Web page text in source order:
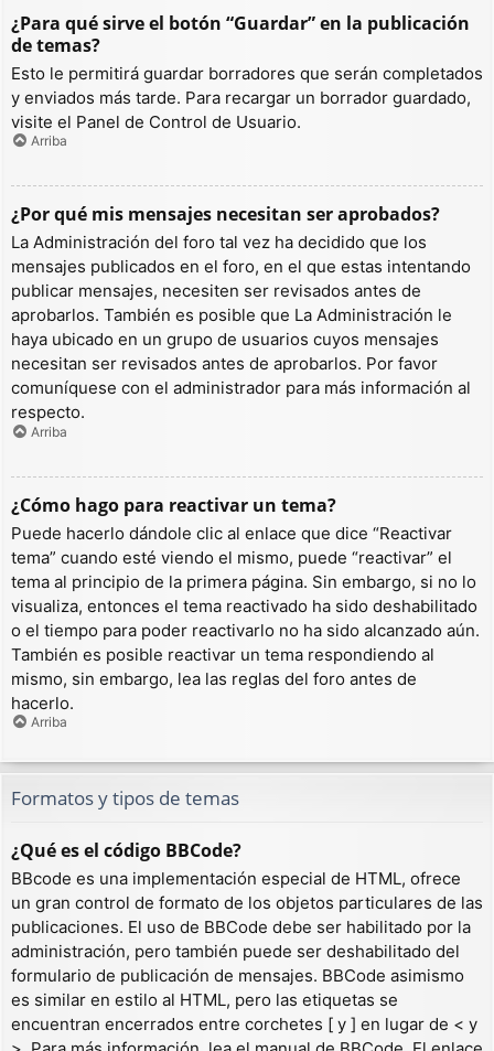
¿Para qué sirve el botón “Guardar” en la publicación
de temas?
Esto le permitirá guardar borradores que serán completados
y enviados más tarde. Para recargar un borrador guardado,
visite el Panel de Control de Usuario.
Arriba
¿Por qué mis mensajes necesitan ser aprobados?
La Administración del foro tal vez ha decidido que los
mensajes publicados en el foro, en el que estas intentando
publicar mensajes, necesiten ser revisados antes de
aprobarlos. También es posible que La Administración le
haya ubicado en un grupo de usuarios cuyos mensajes
necesitan ser revisados antes de aprobarlos. Por favor
comuníquese con el administrador para más información al
respecto.
Arriba
¿Cómo hago para reactivar un tema?
Puede hacerlo dándole clic al enlace que dice “Reactivar
tema” cuando esté viendo el mismo, puede “reactivar” el
tema al principio de la primera página. Sin embargo, si no lo
visualiza, entonces el tema reactivado ha sido deshabilitado
o el tiempo para poder reactivarlo no ha sido alcanzado aún.
También es posible reactivar un tema respondiendo al
mismo, sin embargo, lea las reglas del foro antes de
hacerlo.
Arriba
Formatos y tipos de temas
¿Qué es el código BBCode?
BBcode es una implementación especial de HTML, ofrece
un gran control de formato de los objetos particulares de las
publicaciones. El uso de BBCode debe ser habilitado por la
administración, pero también puede ser deshabilitado del
formulario de publicación de mensajes. BBCode asimismo
es similar en estilo al HTML, pero las etiquetas se
encuentran encerrados entre corchetes [ y ] en lugar de < y